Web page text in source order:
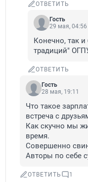
ОТВЕТИТЬ
Гость
29 мая, 04:56
Конечно, так
традиций"
ОТВЕТИТЬ
Гость
28 мая, 19:11
Что такое
встреча с
Как скучно мы
время.
Совершенно
Авторы по себе
ОТВЕТИТЬ 1